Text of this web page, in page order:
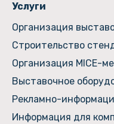
Услуги
Организация
Строительство
Организация MICE-
Выставочное
Рекламно-
Информация для